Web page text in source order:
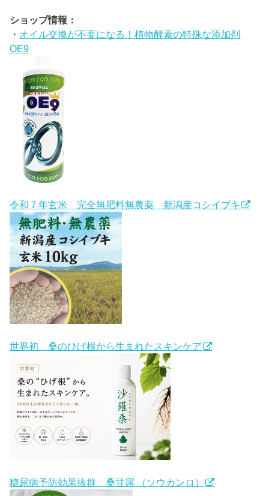
ショップ情報：
・ オイル交換が不要になる！植物酵素の特殊な添加剤
OE9
令和７年玄米 完全無肥料無農薬 新潟産コシイブキ
世界初 桑のひげ根から生まれたスキンケア
糖尿病予防効果抜群 桑甘露 （ソウカンロ）